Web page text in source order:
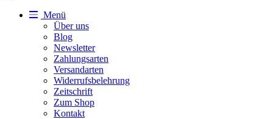
Menü
Über uns
Blog
Newsletter
Zahlungsarten
Versandarten
Widerrufsbelehrung
Zeitschrift
Zum Shop
Kontakt